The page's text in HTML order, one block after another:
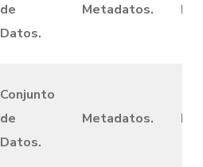
de
Datos.
Metadatos.
Conjunto
de
Datos.
Metadatos.